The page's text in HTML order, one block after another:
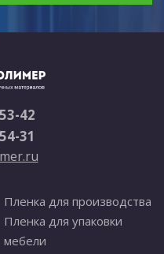
42
31
Пленка для производства
Пленка для упаковки
мебели